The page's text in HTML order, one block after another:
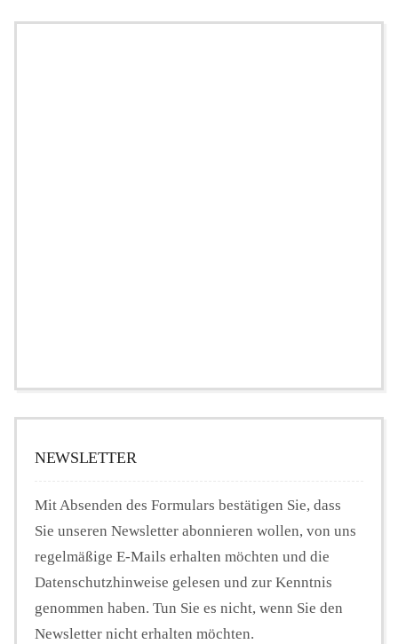
NEWSLETTER
Mit Absenden des Formulars bestätigen Sie, dass
Sie unseren Newsletter abonnieren wollen, von uns
regelmäßige E-Mails erhalten möchten und die
Datenschutzhinweise gelesen und zur Kenntnis
genommen haben. Tun Sie es nicht, wenn Sie den
Newsletter nicht erhalten möchten.